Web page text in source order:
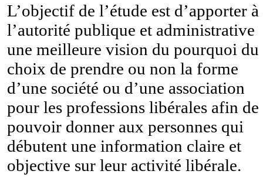
L’objectif de l’étude est d’apporter à
l’autorité publique et administrative
une meilleure vision du pourquoi du
choix de prendre ou non la forme
d’une société ou d’une association
pour les professions libérales afin de
pouvoir donner aux personnes qui
débutent une information claire et
objective sur leur activité libérale.